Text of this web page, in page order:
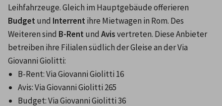
Budget und Interrent ihre Mietwagen in Rom. Des
Weiteren sind B-Rent und Avis vertreten. Diese Anbieter
betreiben ihre Filialen südlich der Gleise an der Via
Giovanni Giolitti:
B-Rent: Via Giovanni Giolitti 16
Avis: Via Giovanni Giolitti 265
Budget: Via Giovanni Giolitti 36